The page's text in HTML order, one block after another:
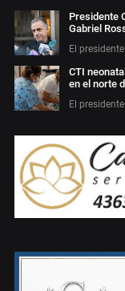
Presidente
Gabriel
El
CTI
en el norte
El